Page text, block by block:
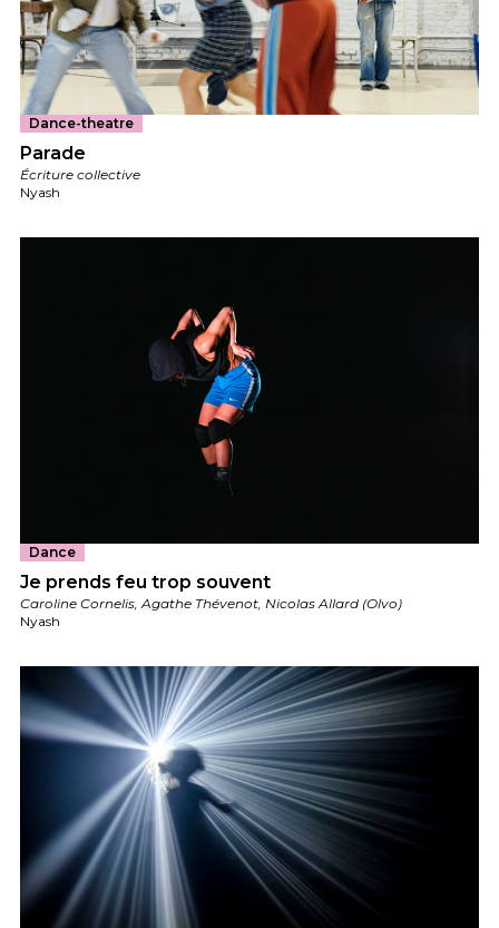
Dance-theatre
Parade
Écriture collective
Nyash
Dance
Je prends feu trop souvent
Caroline Cornelis, Agathe Thévenot, Nicolas Allard (Olvo)
Nyash